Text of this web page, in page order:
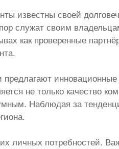
известны своей
служат своим
как проверенные
не только качество
Наблюдая за
личных потребностей.